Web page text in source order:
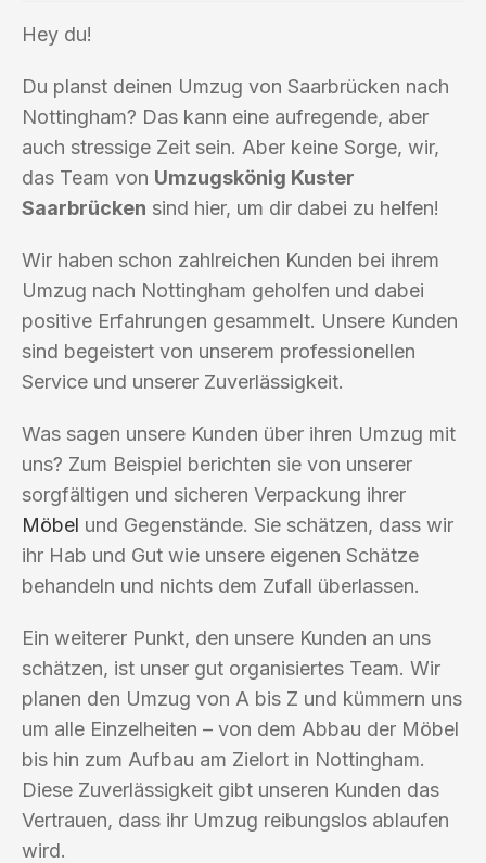
Hey du!
Du planst deinen Umzug von Saarbrücken nach
Nottingham? Das kann eine aufregende, aber
auch stressige Zeit sein. Aber keine Sorge, wir,
das Team von Umzugskönig Kuster
Saarbrücken sind hier, um dir dabei zu helfen!
Wir haben schon zahlreichen Kunden bei ihrem
Umzug nach Nottingham geholfen und dabei
positive Erfahrungen gesammelt. Unsere Kunden
sind begeistert von unserem professionellen
Service und unserer Zuverlässigkeit.
Was sagen unsere Kunden über ihren Umzug mit
uns? Zum Beispiel berichten sie von unserer
sorgfältigen und sicheren Verpackung ihrer
Möbel und Gegenstände. Sie schätzen, dass wir
ihr Hab und Gut wie unsere eigenen Schätze
behandeln und nichts dem Zufall überlassen.
Ein weiterer Punkt, den unsere Kunden an uns
schätzen, ist unser gut organisiertes Team. Wir
planen den Umzug von A bis Z und kümmern uns
um alle Einzelheiten – von dem Abbau der Möbel
bis hin zum Aufbau am Zielort in Nottingham.
Diese Zuverlässigkeit gibt unseren Kunden das
Vertrauen, dass ihr Umzug reibungslos ablaufen
wird.